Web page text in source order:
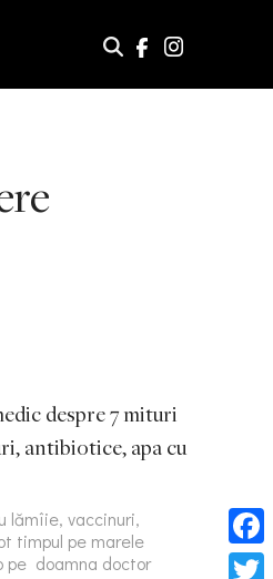
despre 7 mituri
antibiotice, apa cu
lămîie, vaccinuri,
timpul pe marele
pe doamna doctor